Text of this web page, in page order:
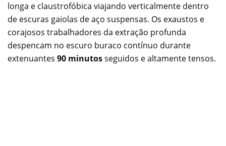
longa e claustrofóbica viajando verticalmente dentro
de escuras gaiolas de aço suspensas. Os exaustos e
corajosos trabalhadores da extração profunda
despencam no escuro buraco contínuo durante
extenuantes 90 minutosseguidos e altamente tensos.